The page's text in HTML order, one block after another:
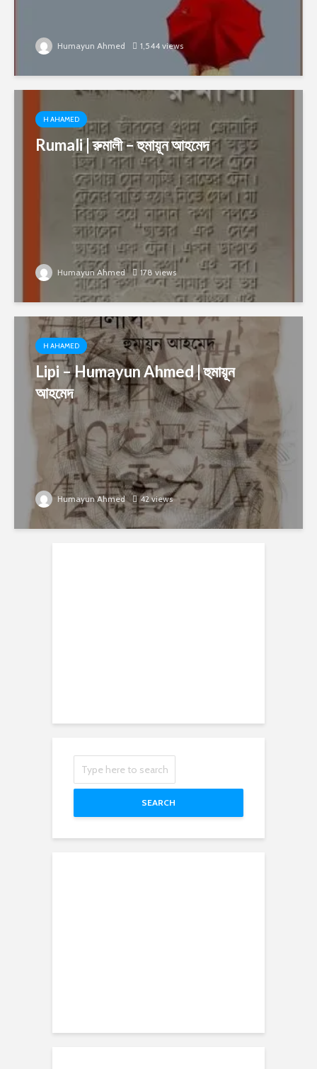
Humayun Ahmed 1,544 views
H AHAMED
Rumali | রুমালী – হুমায়ূন আহমেদ
Humayun Ahmed 178 views
H AHAMED
Lipi – Humayun Ahmed | হুমায়ূন
আহমেদ
Humayun Ahmed 42 views
SEARCH